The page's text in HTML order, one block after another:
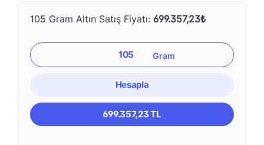
105 Gram Altın Satış Fiyatı: 699.357,23₺
Hesapla
699.357,23 TL